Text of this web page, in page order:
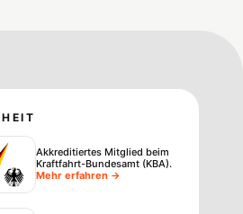
Akkreditiertes Mitglied beim
Kraftfahrt-Bundesamt (KBA).
Mehr erfahren →